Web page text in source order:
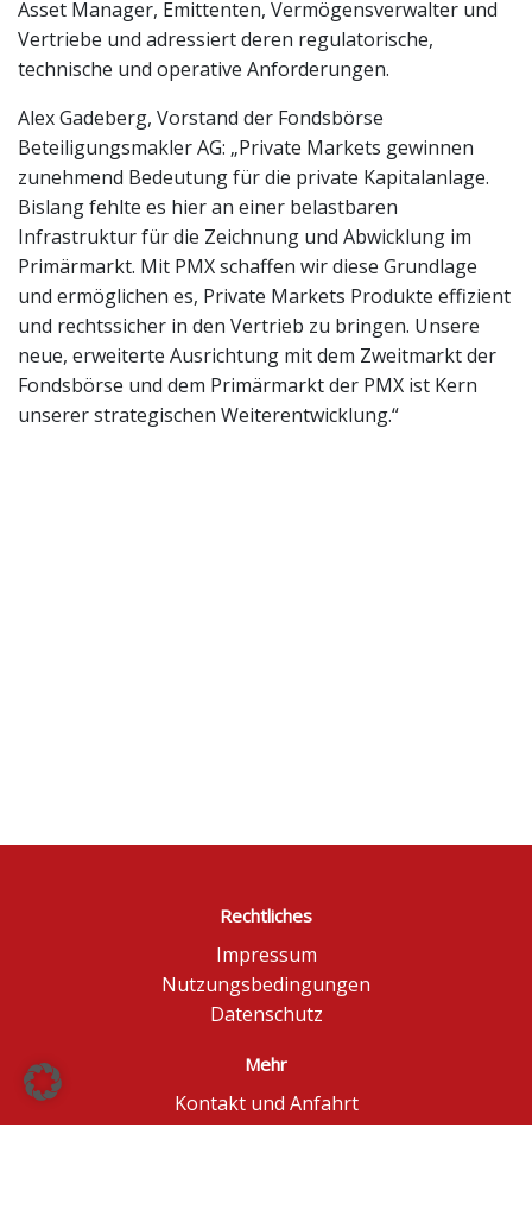
Asset Manager, Emittenten, Vermögensverwalter und
Vertriebe und adressiert deren regulatorische,
technische und operative Anforderungen.
Alex Gadeberg, Vorstand der Fondsbörse
Beteiligungsmakler AG: „Private Markets gewinnen
zunehmend Bedeutung für die private Kapitalanlage.
Bislang fehlte es hier an einer belastbaren
Infrastruktur für die Zeichnung und Abwicklung im
Primärmarkt. Mit PMX schaffen wir diese Grundlage
und ermöglichen es, Private Markets Produkte effizient
und rechtssicher in den Vertrieb zu bringen. Unsere
neue, erweiterte Ausrichtung mit dem Zweitmarkt der
Fondsbörse und dem Primärmarkt der PMX ist Kern
unserer strategischen Weiterentwicklung.“
Rechtliches
Impressum
Nutzungsbedingungen
Datenschutz
Mehr
Kontakt und Anfahrt
Börse Düsseldorf